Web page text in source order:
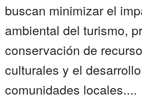
buscan minimizar el
ambiental del turismo,
conservación de
culturales y el
comunidades locales....